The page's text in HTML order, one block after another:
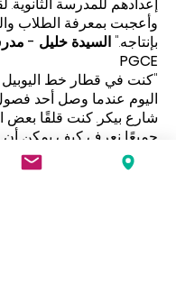
وأعجبت بمعرفة الطلاب
بإنتاجه." السيدة خليل -
PGCE
"كنت في قطار خط اليوبيل
اليوم عندما وصل أحد
شارع بيكر. كنت قلقًا بعض
جميعًا نعرف كيف يمكن أن
ولكنهم كانوا رائعين - كان
يقودها مدرس لتسمية